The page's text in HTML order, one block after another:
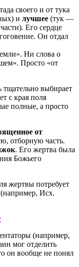
своего и от тука
и лучшее (тук —
Его сердце
Он отдал
Ни слова о
Просто «от
тщательно выбирает
с края поля
полные, а просто
от
отборную часть.
. Его жертва была
Божьего
жертвы потребует
(например, Исх.
(например,
мог отделить
он вообще не понял